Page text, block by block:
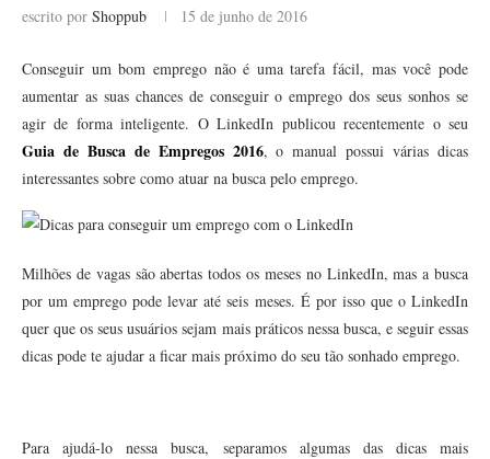
escrito por Shoppub 15 de junho de 2016
Conseguir um bom emprego não é uma tarefa fácil, mas você pode
aumentar as suas chances de conseguir o emprego dos seus sonhos se
agir de forma inteligente. O LinkedIn publicou recentemente o seu
Guia de Busca de Empregos 2016, o manual possui várias dicas
interessantes sobre como atuar na busca pelo emprego.
Milhões de vagas são abertas todos os meses no LinkedIn, mas a busca
por um emprego pode levar até seis meses. É por isso que o LinkedIn
quer que os seus usuários sejam mais práticos nessa busca, e seguir essas
dicas pode te ajudar a ficar mais próximo do seu tão sonhado emprego.
Para ajudá-lo nessa busca, separamos algumas das dicas mais